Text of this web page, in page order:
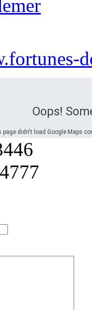
Oops!
page didn't load Google Maps